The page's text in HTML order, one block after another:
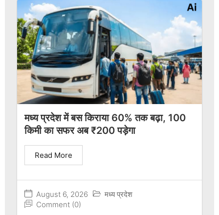
मध्य प्रदेश में बस किराया 60% तक बढ़ा, 100
किमी का सफर अब ₹200 पड़ेगा
August 6, 2026
मध्य प्रदेश
Comment (0)
Read More